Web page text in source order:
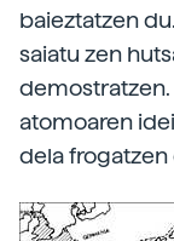
baieztatzen
saiatu zen
demostratzen.
atomoaren
dela frogatzen